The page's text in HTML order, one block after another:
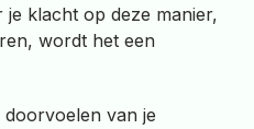
klacht op deze manier,
wordt het een
van je